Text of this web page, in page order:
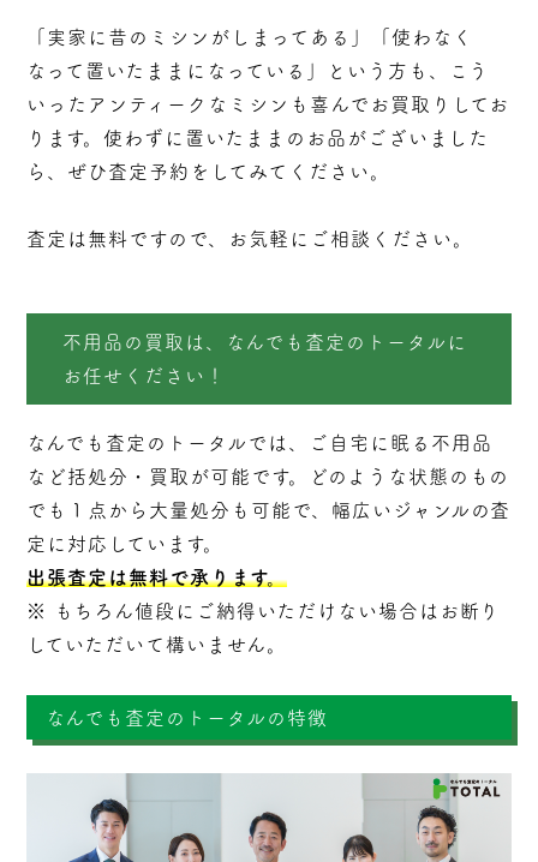
「実家に昔のミシンがしまってある」「使わなく
なって置いたままになっている」という方も、こう
いったアンティークなミシンも喜んでお買取りしてお
ります。使わずに置いたままのお品がございました
ら、ぜひ査定予約をしてみてください。
査定は無料ですので、お気軽にご相談ください。
不用品の買取は、なんでも査定のトータルに
お任せください！
なんでも査定のトータルでは、ご自宅に眠る不用品
など括処分・ 買取 が可能です。どのような状態のもの
でも１点から大量処分も可能で、幅広いジャンルの査
定に対応しています。
出張査定は無料で承ります。
※ もちろん値段にご納得いただけない場合はお断り
していただいて構いません。
なんでも査定のトータルの特徴